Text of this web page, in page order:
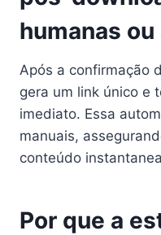
humanas
Após a confirmação
gera um link único e
imediato. Essa
manuais,
conteúdo
Por que a